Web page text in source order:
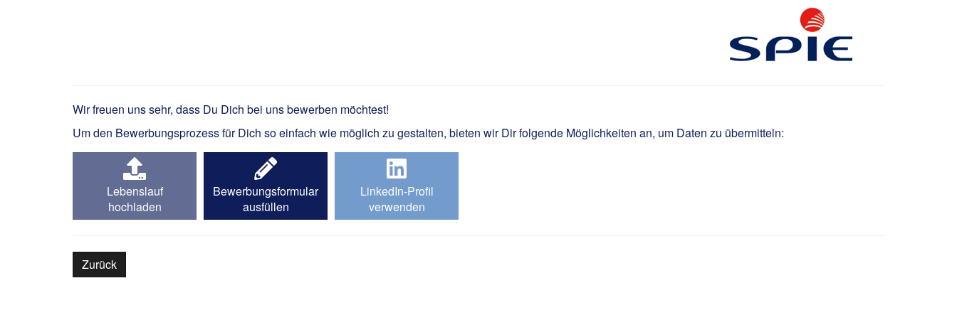
Wir freuen uns sehr, dass Du Dich bei uns bewerben möchtest!
Um den Bewerbungsprozess für Dich so einfach wie möglich zu gestalten, bieten wir Dir folgende Möglichkeiten an, um Daten zu übermitteln:
Bewerbungsformular
ausfüllen
LinkedIn-Profil
verwenden
Lebenslauf
hochladen
Zurück